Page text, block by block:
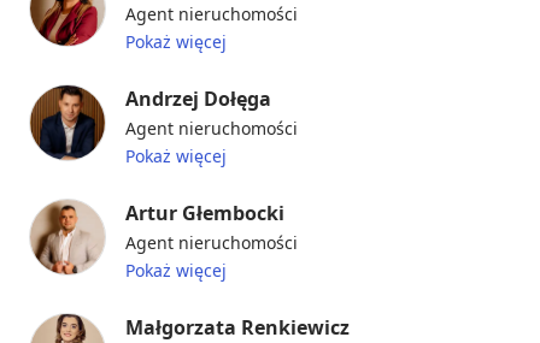
Agent nieruchomości
Pokaż więcej
Andrzej Dołęga
Agent nieruchomości
Pokaż więcej
Artur Głembocki
Agent nieruchomości
Pokaż więcej
Małgorzata Renkiewicz